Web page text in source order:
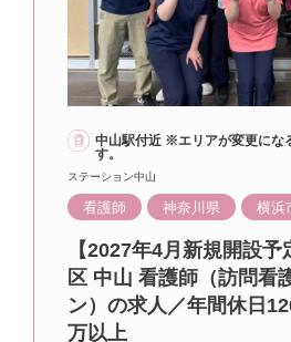
中山駅付近 ※エリアが変更にな
す。
ステーション中山
看護師 神奈川県 横浜
【2027年4月新規開設
区 中山 看護師（訪問看
ン）の求人／年間休日
万以上